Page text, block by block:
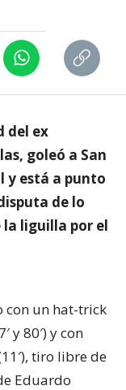
del ex
goleó a San
y está a punto
de lo
la liguilla por el
con un hat-trick
y 80′) y con
tiro libre de
Eduardo